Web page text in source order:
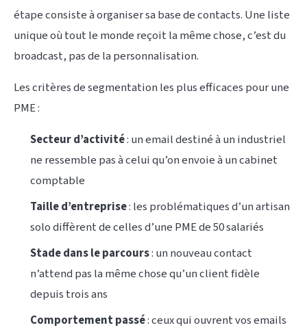
étape consiste à organiser sa base de contacts. Une liste
unique où tout le monde reçoit la même chose, c’est du
broadcast, pas de la personnalisation.
Les critères de segmentation les plus efficaces pour une
PME :
Secteur d’activité: un email destiné à un industriel
ne ressemble pas à celui qu’on envoie à un cabinet
comptable
Taille d’entreprise: les problématiques d’un artisan
solo diffèrent de celles d’une PME de 50 salariés
Stade dans le parcours: un nouveau contact
n’attend pas la même chose qu’un client fidèle
depuis trois ans
Comportement passé: ceux qui ouvrent vos emails